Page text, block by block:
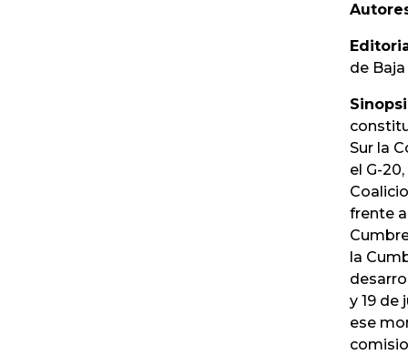
de
Sur la
el G-
frente
la
y 19 de
ese